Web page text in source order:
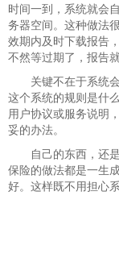
时间一到，系统就会
务器空间。这种做法
效期内及时下载报告
不然等过期了，报告
关键不在于系统
这个系统的规则是什
用户协议或服务说明
妥的办法。
自己的东西，还
保险的做法都是一生
好。这样既不用担心